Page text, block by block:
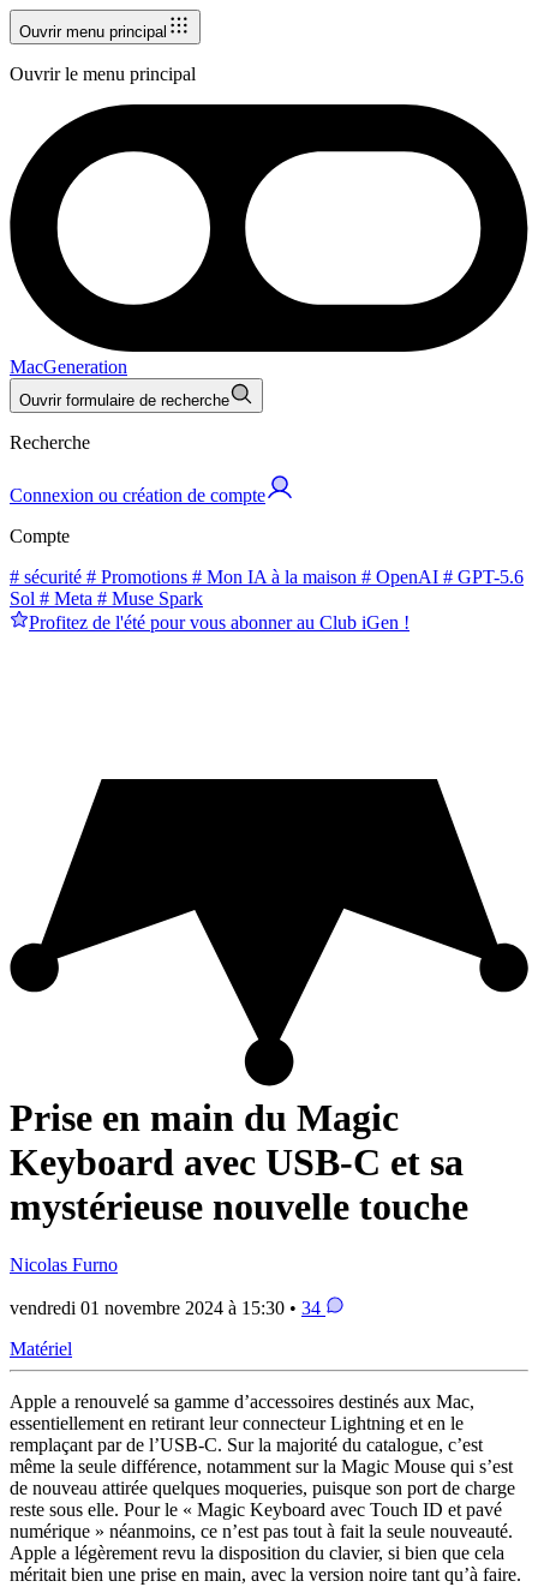
Ouvrir menu principal
Ouvrir le menu principal
MacGeneration
Ouvrir formulaire de recherche
Recherche
Connexion ou création de compte
Compte
# sécurité # Promotions # Mon IA à la maison # OpenAI # GPT-5.6
Sol # Meta # Muse Spark
Profitez de l'été pour vous abonner au Club iGen !
Prise en main du Magic
Keyboard avec USB-C et sa
mystérieuse nouvelle touche
Nicolas Furno
vendredi 01 novembre 2024 à 15:30 • 34
Matériel
Apple a renouvelé sa gamme d’accessoires destinés aux Mac,
essentiellement en retirant leur connecteur Lightning et en le
remplaçant par de l’USB-C. Sur la majorité du catalogue, c’est
même la seule différence, notamment sur la Magic Mouse qui s’est
de nouveau attirée quelques moqueries, puisque son port de charge
reste sous elle. Pour le « Magic Keyboard avec Touch ID et pavé
numérique » néanmoins, ce n’est pas tout à fait la seule nouveauté.
Apple a légèrement revu la disposition du clavier, si bien que cela
méritait bien une prise en main, avec la version noire tant qu’à faire.